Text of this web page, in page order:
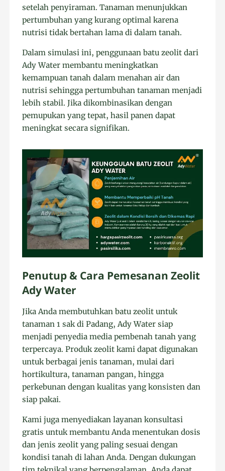
setelah penyiraman. Tanaman menunjukkan
pertumbuhan yang kurang optimal karena
nutrisi tidak bertahan lama di dalam tanah.
Dalam simulasi ini, penggunaan batu zeolit dari
Ady Water membantu meningkatkan
kemampuan tanah dalam menahan air dan
nutrisi sehingga pertumbuhan tanaman menjadi
lebih stabil. Jika dikombinasikan dengan
pemupukan yang tepat, hasil panen dapat
meningkat secara signifikan.
Penutup & Cara Pemesanan Zeolit
Ady Water
Jika Anda membutuhkan batu zeolit untuk
tanaman 1 sak di Padang, Ady Water siap
menjadi penyedia media pembenah tanah yang
terpercaya. Produk zeolit kami dapat digunakan
untuk berbagai jenis tanaman, mulai dari
hortikultura, tanaman pangan, hingga
perkebunan dengan kualitas yang konsisten dan
siap pakai.
Kami juga menyediakan layanan konsultasi
gratis untuk membantu Anda menentukan dosis
dan jenis zeolit yang paling sesuai dengan
kondisi tanah di lahan Anda. Dengan dukungan